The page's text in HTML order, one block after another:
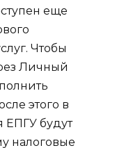
еще
Чтобы
Личный
этого в
ЕПГУ будут
налоговые